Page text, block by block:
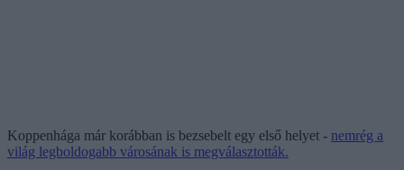
Koppenhága már korábban is bezsebelt egy első helyet - nemrég a
világ legboldogabb városának is megválasztották.